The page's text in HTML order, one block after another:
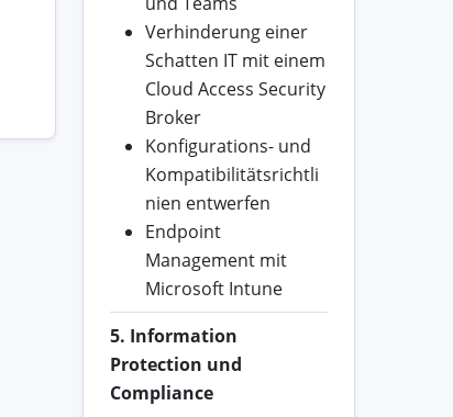
Verhinderung einer
Schatten IT mit einem
Cloud Access Security
Broker
Konfigurations- und
Kompatibilitätsrichtli
nien entwerfen
Endpoint
Management mit
Microsoft Intune
5. Information
Protection und
Compliance